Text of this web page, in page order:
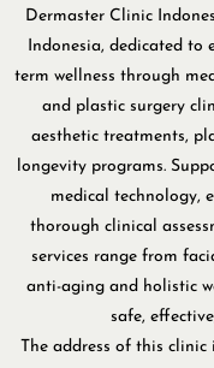
Dermaster Clinic
Indonesia, dedicated to
term wellness through
and plastic surgery
aesthetic treatments,
longevity programs.
medical technology,
thorough clinical
services range from
anti-aging and holistic
safe,
The address of this